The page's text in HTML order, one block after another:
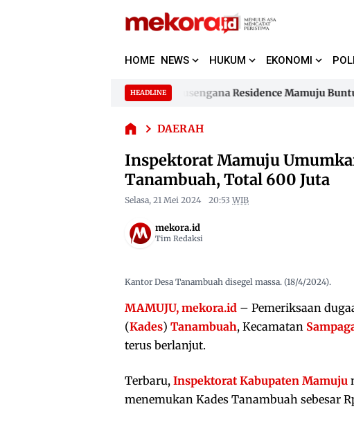
HOME NEWS HUKUM EKONOMI
HEADLINE
Supplier Segel Perumahan Samusengana Residence Mamuju Buntut
Supplier Segel Perumahan Samusengana Residence Mamuju Buntut
DAERAH
Inspektorat
Umumkan
Korupsi
Tanambuah,
Total 600
Inspektorat Mamuju
Tanambuah, Total 600 Juta
Selasa, 21 Mei 2024 20:53 WIB
mekora.id
Tim Redaksi
Kantor Desa Tanambuah disegel massa. (18/4/2024).
MAMUJU, mekora.id – Pemeriksaan
(Kades) Tanambuah, Kecamatan
terus berlanjut.
Terbaru, Inspektorat Kabupaten Mamuju
menemukan Kades Tanambuah sebesar